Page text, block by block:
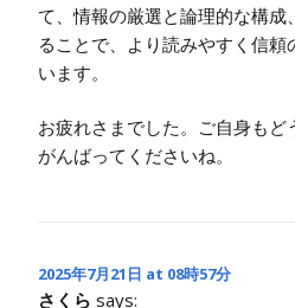
て、情報の厳選と論理的な構成
ることで、より読みやすく信
います。
お疲れさまでした。ご自身もど
がんばってくださいね。
2025年7月21日 at 08時57分
さくら says: